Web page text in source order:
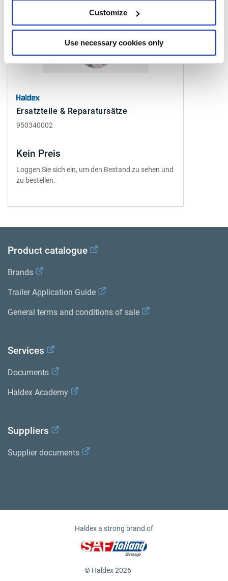
Customize
Use necessary cookies only
Ersatzteile & Reparatursätze
950340002
Kein Preis
Loggen Sie sich ein, um den Bestand zu sehen und
zu bestellen.
Product catalogue
Brands
Trailer Application Guide
General terms and conditions of sale
Services
Documents
Haldex Academy
Suppliers
Supplier documents
Haldex a strong brand of
© Haldex 2026